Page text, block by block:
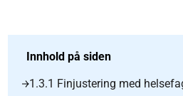
Innhold på siden
1.3.1 Finjustering med